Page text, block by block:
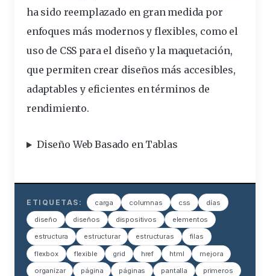
ha sido reemplazado en gran medida por
enfoques más modernos y flexibles, como el
uso de CSS para el diseño y la maquetación,
que permiten crear diseños más accesibles,
adaptables y eficientes en términos de
rendimiento.
Diseño Web Basado en Tablas
ETIQUETAS: carga columnas css días
diseño diseños dispositivos elementos
estructura estructurar estructuras filas
flexbox flexible grid href html mejora
organizar página páginas pantalla primeros